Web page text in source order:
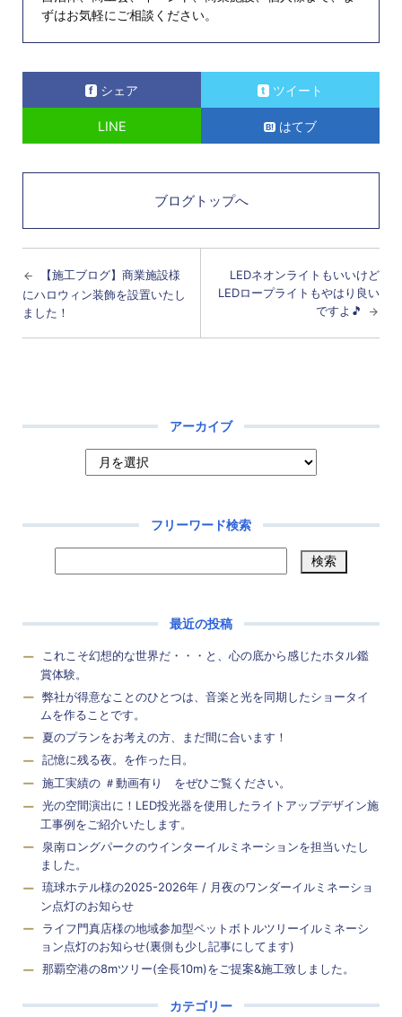
ずはお気軽にご相談ください。
シェア ツイート
LINE はてブ
ブログトップへ
【施工ブログ】商業施設様
にハロウィン装飾を設置いたし
ました！
LEDネオンライトもいいけど
LEDロープライトもやはり良い
ですよ🎵
アーカイブ
フリーワード検索
最近の投稿
これこそ幻想的な世界だ・・・と、心の底から感じたホタル鑑
賞体験。
弊社が得意なことのひとつは、音楽と光を同期したショータイ
ムを作ることです。
夏のプランをお考えの方、まだ間に合います！
記憶に残る夜。を作った日。
施工実績の ＃動画有り をぜひご覧ください。
光の空間演出に！LED投光器を使用したライトアップデザイン施
工事例をご紹介いたします。
泉南ロングパークのウインターイルミネーションを担当いたし
ました。
琉球ホテル様の2025-2026年 / 月夜のワンダーイルミネーショ
ン点灯のお知らせ
ライフ門真店様の地域参加型ペットボトルツリーイルミネーシ
ョン点灯のお知らせ(裏側も少し記事にしてます)
那覇空港の8mツリー(全長10m)をご提案&施工致しました。
カテゴリー